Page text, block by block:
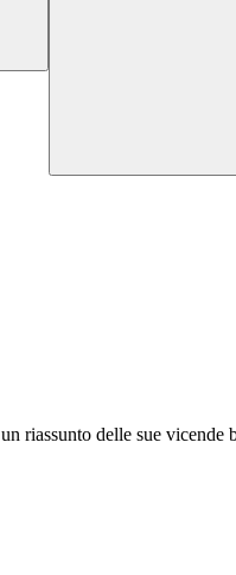
riassunto delle sue vicende